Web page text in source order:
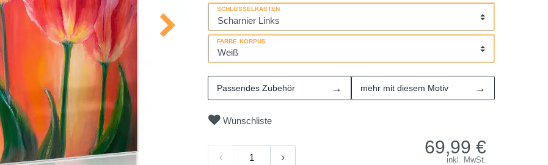
SCHLÜSSELKASTEN
FARBE KORPUS
Passendes Zubehör → mehr mit diesem Motiv →
Wunschliste
69,99 €
inkl. MwSt.